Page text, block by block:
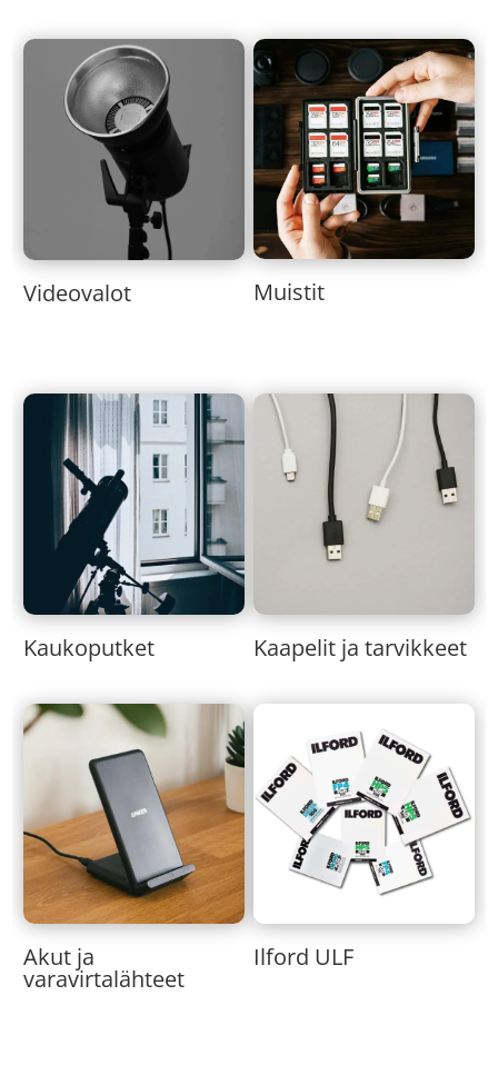
Videovalot Muistit
Kaukoputket Kaapelit ja tarvikkeet
Akut ja
varavirtalähteet
Ilford ULF